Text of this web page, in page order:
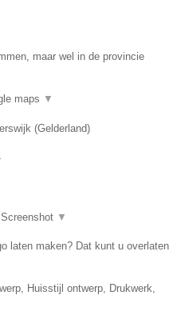
maar wel in de provincie
maps ▼
(Gelderland)
Screenshot ▼
laten maken? Dat kunt u overlaten
Huisstijl ontwerp, Drukwerk,